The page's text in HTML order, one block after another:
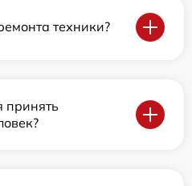
техники?
принять